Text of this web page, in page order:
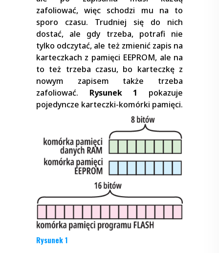
zafoliować, więc schodzi mu na to
sporo czasu. Trudniej się do nich
dostać, ale gdy trzeba, potrafi nie
tylko odczytać, ale też zmienić zapis na
karteczkach z pamięci EEPROM, ale na
to też trzeba czasu, bo karteczkę z
nowym zapisem także trzeba
zafoliować. Rysunek 1
pokazuje
pojedyncze karteczki-komórki pamięci.
Rysunek 1